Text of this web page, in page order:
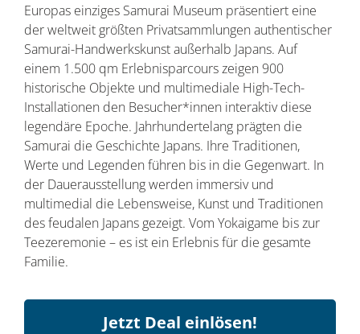
Europas einziges Samurai Museum präsentiert eine
der weltweit größten Privatsammlungen authentischer
Samurai-Handwerkskunst außerhalb Japans. Auf
einem 1.500 qm Erlebnisparcours zeigen 900
historische Objekte und multimediale High-Tech-
Installationen den Besucher*innen interaktiv diese
legendäre Epoche. Jahrhundertelang prägten die
Samurai die Geschichte Japans. Ihre Traditionen,
Werte und Legenden führen bis in die Gegenwart. In
der Dauerausstellung werden immersiv und
multimedial die Lebensweise, Kunst und Traditionen
des feudalen Japans gezeigt. Vom Yokaigame bis zur
Teezeremonie – es ist ein Erlebnis für die gesamte
Familie.
Jetzt Deal einlösen!